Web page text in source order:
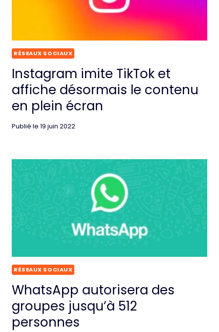
RÉSEAUX SOCIAUX
Instagram imite TikTok et
affiche désormais le contenu
en plein écran
Publié le 19 juin 2022
RÉSEAUX SOCIAUX
WhatsApp autorisera des
groupes jusqu’à 512
personnes